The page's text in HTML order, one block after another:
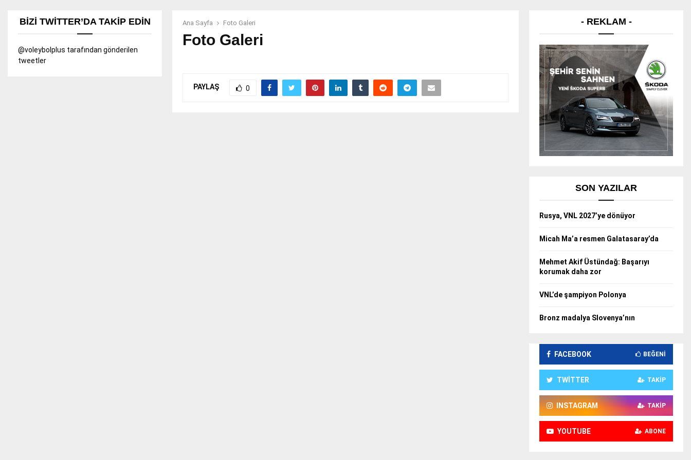
Ana Sayfa Foto Galeri
Foto Galeri
PAYLAŞ 0
BIZI TWITTER’DA TAKIP EDIN
@voleybolplus tarafından gönderilen
tweetler
- REKLAM -
SON YAZILAR
Rusya, VNL 2027’ye dönüyor
Micah Ma’a resmen Galatasaray’da
Mehmet Akif Üstündağ: Başarıyı
korumak daha zor
VNL’de şampiyon Polonya
Bronz madalya Slovenya’nın
FACEBOOK BEĞENI
TWITTER TAKIP
INSTAGRAM TAKIP
YOUTUBE ABONE